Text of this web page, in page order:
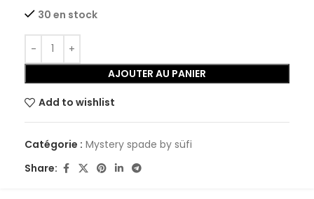
30 en stock
AJOUTER AU PANIER
Add to wishlist
Catégorie : Mystery spade by süfi
Share: